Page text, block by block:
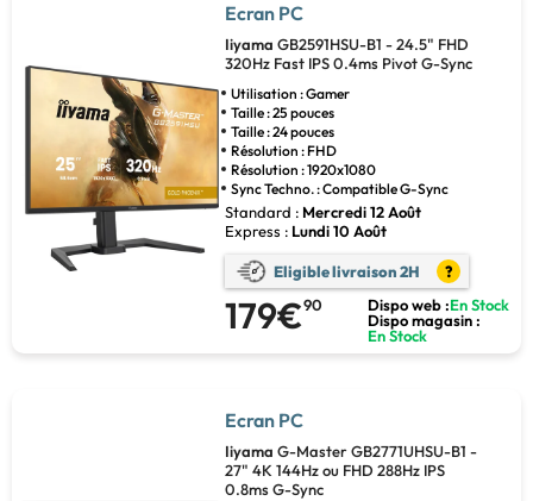
Ecran PC
Iiyama GB2591HSU-B1 - 24.5" FHD
320Hz Fast IPS 0.4ms Pivot G-Sync
Utilisation : Gamer
Taille : 25 pouces
Taille : 24 pouces
Résolution : FHD
Résolution : 1920x1080
Sync Techno. : Compatible G-Sync
Standard : Mercredi 12 Août
Express : Lundi 10 Août
Eligible livraison 2H ?
179€90 Dispo web :En Stock
Dispo magasin :
En Stock
Ecran PC
Iiyama G-Master GB2771UHSU-B1 -
27" 4K 144Hz ou FHD 288Hz IPS
0.8ms G-Sync